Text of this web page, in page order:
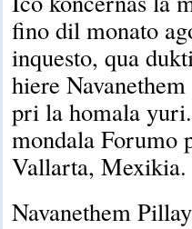
fino dil monato
inquesto, qua
hiere
pri la homala
mondala Forumo
Vallarta, Mexikia.
Navanethem Pillay